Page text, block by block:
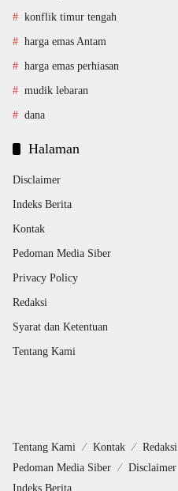
konflik timur tengah
harga emas Antam
harga emas perhiasan
mudik lebaran
dana
Halaman
Disclaimer
Indeks Berita
Kontak
Pedoman Media Siber
Privacy Policy
Redaksi
Syarat dan Ketentuan
Tentang Kami
Tentang Kami Kontak Redaksi
Pedoman Media Siber
Disclaimer
Indeks Berita